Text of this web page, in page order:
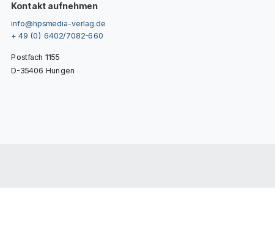
Kontakt aufnehmen
info@hpsmedia-verlag.de
+ 49 (0) 6402/7082-660
Postfach 1155
D-35406 Hungen